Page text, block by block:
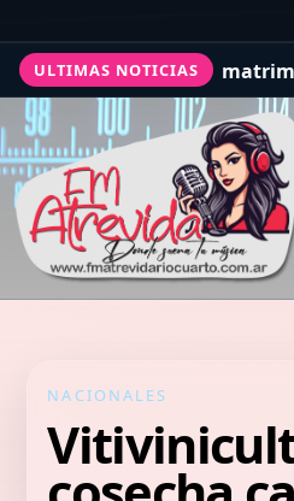
ULTIMAS NOTICIAS
estafa de matrimonios
NACIONALES